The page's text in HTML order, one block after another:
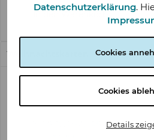
Datenschutzerklärung.
Cookies
Cookies
Details
Weihnachtskarten